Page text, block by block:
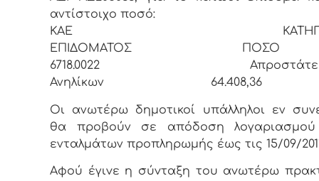
αντίστοιχο ποσό:
ΚΑΕ
ΕΠΙΔΟΜΑΤΟΣ ΠΟΣΟ
6718.0022
Ανηλίκων 64.408,36
Οι ανωτέρω δημοτικοί υπάλληλοι εν
θα προβούν σε απόδοση
ενταλμάτων προπληρωμής έως τις 15/09/
Αφoύ έγιvε η σύvταξη τoυ αvωτέρω